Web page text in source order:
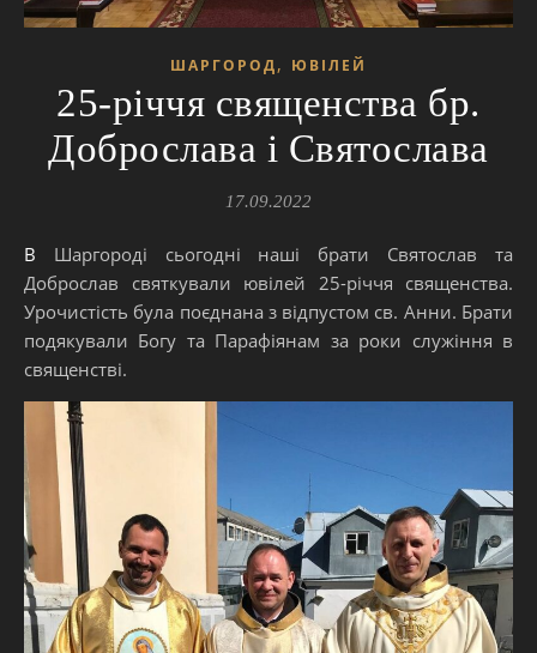
ШАРГОРОД, ЮВІЛЕЙ
25-річчя священства бр.
Доброслава і Святослава
17.09.2022
В Шаргороді сьогодні наші брати Святослав та
Доброслав святкували ювілей 25-річчя священства.
Урочистість була поєднана з відпустом св. Анни. Брати
подякували Богу та Парафіянам за роки служіння в
священстві.